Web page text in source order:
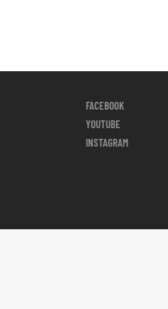
FACEBOOK
YOUTUBE
INSTAGRAM